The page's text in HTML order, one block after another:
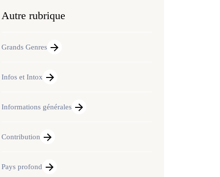
Autre rubrique
Grands Genres
Infos et Intox
Informations générales
Contribution
Pays profond